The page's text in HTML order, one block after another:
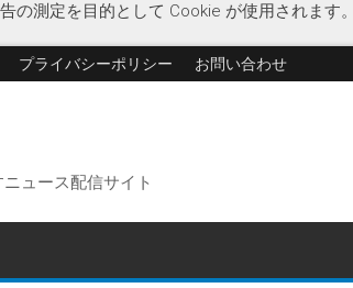
の測定を目的として Cookie が使用されます。
プライバシーポリシー お問い合わせ
ュース配信サイト